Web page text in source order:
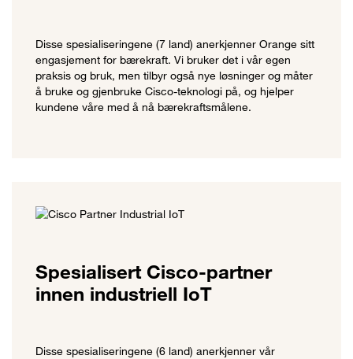
Disse spesialiseringene (7 land) anerkjenner Orange sitt
engasjement for bærekraft. Vi bruker det i vår egen
praksis og bruk, men tilbyr også nye løsninger og måter
å bruke og gjenbruke Cisco-teknologi på, og hjelper
kundene våre med å nå bærekraftsmålene.
Spesialisert Cisco-partner
innen industriell IoT
Disse spesialiseringene (6 land) anerkjenner vår